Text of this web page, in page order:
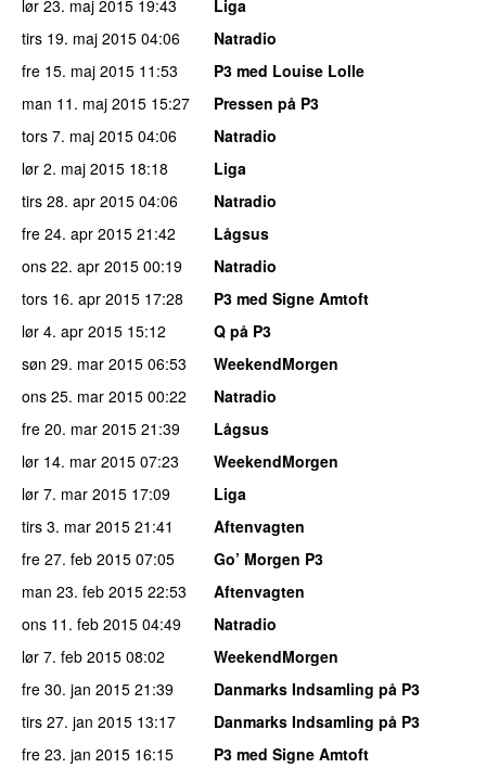
lør 23. maj 2015 19:43
Liga
tirs 19. maj 2015 04:06
Natradio
fre 15. maj 2015 11:53
P3 med Louise Lolle
man 11. maj 2015 15:27
Pressen på P3
tors 7. maj 2015 04:06
Natradio
lør 2. maj 2015 18:18
Liga
tirs 28. apr 2015 04:06
Natradio
fre 24. apr 2015 21:42
Lågsus
ons 22. apr 2015 00:19
Natradio
tors 16. apr 2015 17:28
P3 med Signe Amtoft
lør 4. apr 2015 15:12
Q på P3
søn 29. mar 2015 06:53
WeekendMorgen
ons 25. mar 2015 00:22
Natradio
fre 20. mar 2015 21:39
Lågsus
lør 14. mar 2015 07:23
WeekendMorgen
lør 7. mar 2015 17:09
Liga
tirs 3. mar 2015 21:41
Aftenvagten
fre 27. feb 2015 07:05
Go’ Morgen P3
man 23. feb 2015 22:53
Aftenvagten
ons 11. feb 2015 04:49
Natradio
lør 7. feb 2015 08:02
WeekendMorgen
fre 30. jan 2015 21:39
Danmarks Indsamling på P3
tirs 27. jan 2015 13:17
Danmarks Indsamling på P3
fre 23. jan 2015 16:15
P3 med Signe Amtoft